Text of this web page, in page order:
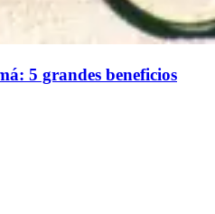
5 grandes beneficios